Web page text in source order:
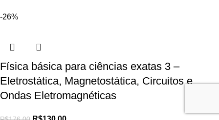
-26%
Física básica para ciências exatas 3 –
Eletrostática, Magnetostática, Circuitos e
Ondas Eletromagnéticas